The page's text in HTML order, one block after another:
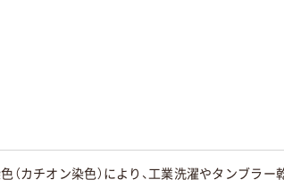
（カチオン染色）により、工業洗濯やタンブラー